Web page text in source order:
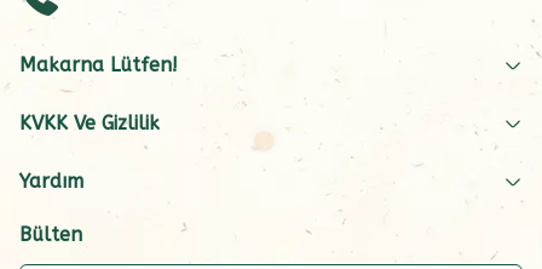
Makarna Lütfen!
KVKK Ve Gizlilik
Yardım
Bülten